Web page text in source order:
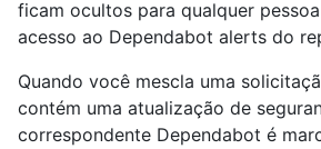
ficam ocultos para qualquer
acesso ao Dependabot alerts do
Quando você mescla uma
contém uma atualização de
correspondente Dependabot é